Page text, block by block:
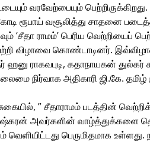
வரவேற்பையும்
ரூபாய் வசூலித்து சாதனை
‘சீதா ராமம்’ பெரிய
விழாவை கொண்டாடினர்.
ஹனு ராகவபுடி, கதாநாயகன்
நிர்வாக அதிகாரி ஜி.கே.
” சீதாராமம் படத்தின்
அவர்களின் வாழ்த்துக்களை
பெருமிதமாக